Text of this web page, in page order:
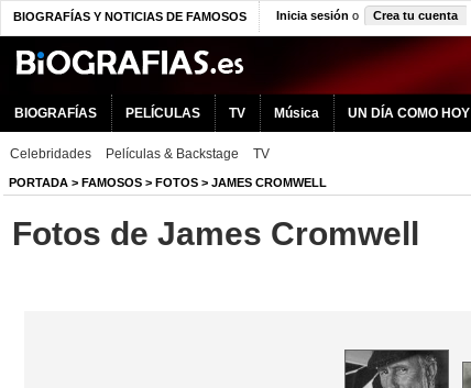
BIOGRAFÍAS Y NOTICIAS DE FAMOSOS Inicia sesión o Crea tu cuenta
BIOGRAFÍAS PELÍCULAS TV Música UN DÍA COMO HOY
Celebridades Películas & Backstage TV
PORTADA > FAMOSOS > FOTOS > JAMES CROMWELL
Fotos de James Cromwell